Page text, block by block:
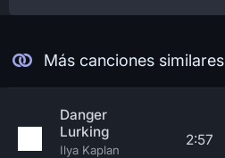
Más canciones similares
Danger
Lurking
Ilya Kaplan
2:57